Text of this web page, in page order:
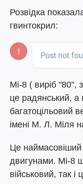
Розвідка
гвинтокрил:
Мі-8 ( виріб "80",
це радянський, а
багатоцільовий
імені М. Л. Міля
Це наймасовіший
двигунами. Мі-8
військовий, так і